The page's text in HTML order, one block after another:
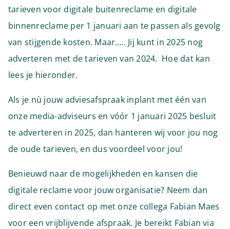
tarieven voor digitale buitenreclame en digitale
binnenreclame per 1 januari aan te passen als gevolg
van stijgende kosten. Maar….. Jij kunt in 2025 nog
adverteren met de tarieven van 2024. Hoe dat kan
lees je hieronder.
Als je nù jouw adviesafspraak inplant met één van
onze media-adviseurs en vóór 1 januari 2025 besluit
te adverteren in 2025, dan hanteren wij voor jou nog
de oude tarieven, en dus voordeel voor jou!
Benieuwd naar de mogelijkheden en kansen die
digitale reclame voor jouw organisatie? Neem dan
direct even contact op met onze collega Fabian Maes
voor een vrijblijvende afspraak. Je bereikt Fabian via